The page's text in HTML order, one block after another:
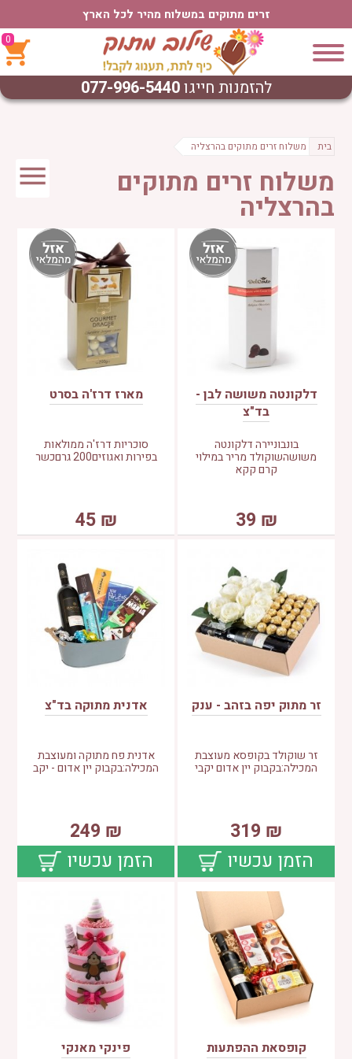
זרים מתוקים במשלוח מהיר לכל הארץ
0
להזמנות חייגו077-996-5440
בית משלוח זרים מתוקים בהרצליה
משלוח זרים מתוקים
בהרצליה
דלקונטה משושה לבן -
בד"צ
בונבוניירה דלקונטה
משושהשוקולד מריר במילוי
קרם קקא
₪
39
מארז דרז'ה בסרט
סוכריות דרז'ה ממולאות
בפירות ואגוזים200 גרםכשר
₪
45
זר מתוק יפה בזהב - ענק
זר שוקולד בקופסא מעוצבת
המכילה:בקבוק יין אדום יקבי
₪
319
הזמן עכשיו
אדנית מתוקה בד"צ
אדנית פח מתוקה ומעוצבת
המכילה:בקבוק יין אדום - יקב
₪
249
הזמן עכשיו
קופסאת ההפתעות פינקי מאנקי